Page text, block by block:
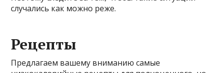
случались как можно реже.
Рецепты
Предлагаем вашему вниманию самые